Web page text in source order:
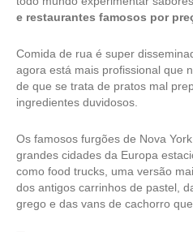
e restaurantes famosos por
Comida de rua é super
agora está mais profissional que
de que se trata de pratos mal
ingredientes duvidosos.
Os famosos furgões de Nova
grandes cidades da Europa
como food trucks , uma versão
dos antigos carrinhos de pastel,
grego e das vans de cachorro